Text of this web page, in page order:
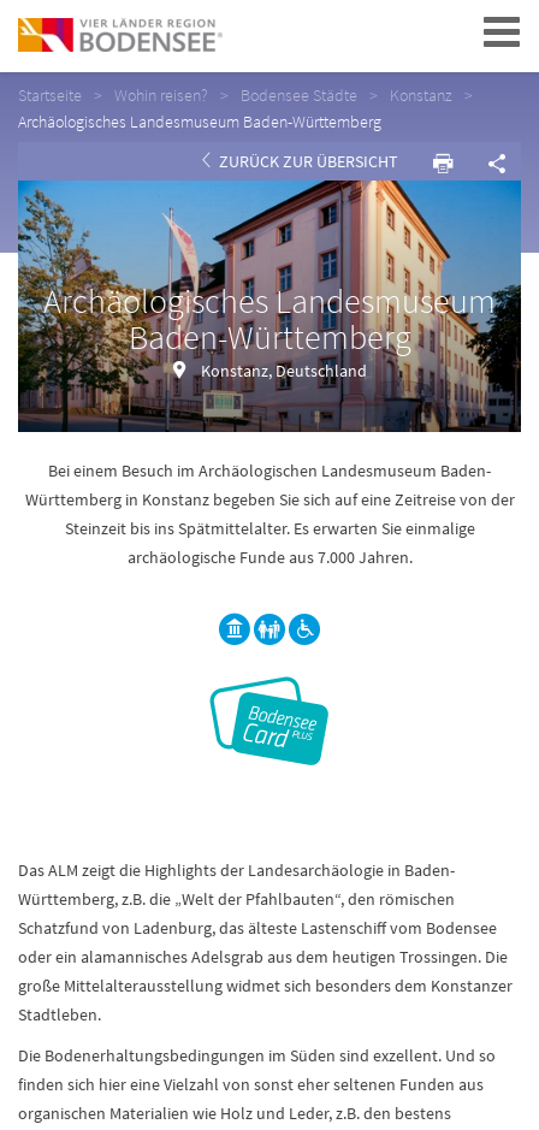
Navigation
Startseite Wohin reisen? Bodensee Städte
Konstanz
Archäologisches Landesmuseum Baden-Württemberg
ZURÜCK ZUR ÜBERSICHT
Archäologisches Landesmuseum
Baden-Württemberg
Konstanz, Deutschland
Bei einem Besuch im Archäologischen Landesmuseum Baden-
Württemberg in Konstanz begeben Sie sich auf eine Zeitreise von der
Steinzeit bis ins Spätmittelalter. Es erwarten Sie einmalige
archäologische Funde aus 7.000 Jahren.
Das ALM zeigt die Highlights der Landesarchäologie in Baden-
Württemberg, z.B. die „Welt der Pfahlbauten“, den römischen
Schatzfund von Ladenburg, das älteste Lastenschiff vom Bodensee
oder ein alamannisches Adelsgrab aus dem heutigen Trossingen. Die
große Mittelalterausstellung widmet sich besonders dem Konstanzer
Stadtleben.
Die Bodenerhaltungsbedingungen im Süden sind exzellent. Und so
finden sich hier eine Vielzahl von sonst eher seltenen Funden aus
organischen Materialien wie Holz und Leder, z.B. den bestens